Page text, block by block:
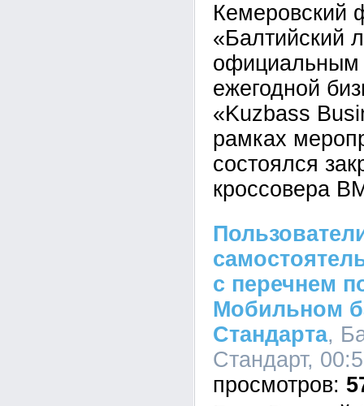
Кемеровский
«Балтийский
официальным
ежегодной
«Kuzbass
рамках
состоялся
кроссовера
c перечнем
Мобильном
Стандарта,
Стандарт,